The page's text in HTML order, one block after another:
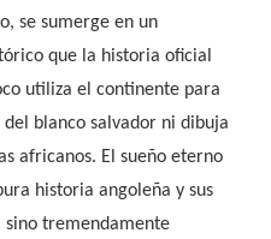
se sumerge en un
que la historia oficial
utiliza el continente para
blanco salvador ni dibuja
africanos. El sueño eterno
historia angoleña y sus
sino tremendamente